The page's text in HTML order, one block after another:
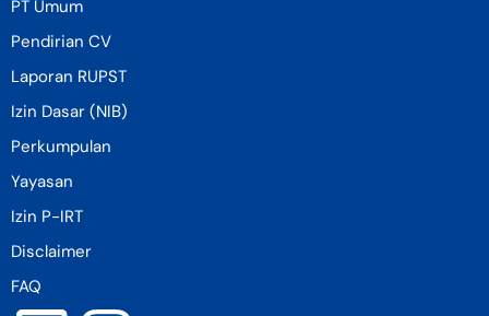
PT Umum
Pendirian CV
Laporan RUPST
Izin Dasar (NIB)
Perkumpulan
Yayasan
Izin P-IRT
Disclaimer
FAQ